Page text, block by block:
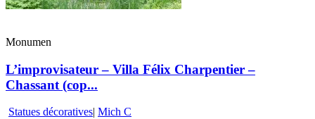
Monumen
L’improvisateur – Villa Félix Charpentier –
Chassant (cop...
Statues décoratives| Mich C